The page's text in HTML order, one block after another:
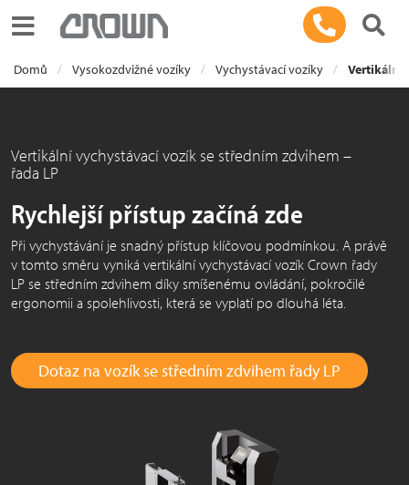
Toggle navigation
Domů Vysokozdvižné vozíky Vychystávací vozíky Vertikální
Vertikální vychystávací vozík se středním zdvihem –
řada LP
Rychlejší přístup začíná zde
Při vychystávání je snadný přístup klíčovou podmínkou. A právě
v tomto směru vyniká vertikální vychystávací vozík Crown řady
LP se středním zdvihem díky smíšenému ovládání, pokročilé
ergonomii a spolehlivosti, která se vyplatí po dlouhá léta.
Dotaz na vozík se středním zdvihem řady LP